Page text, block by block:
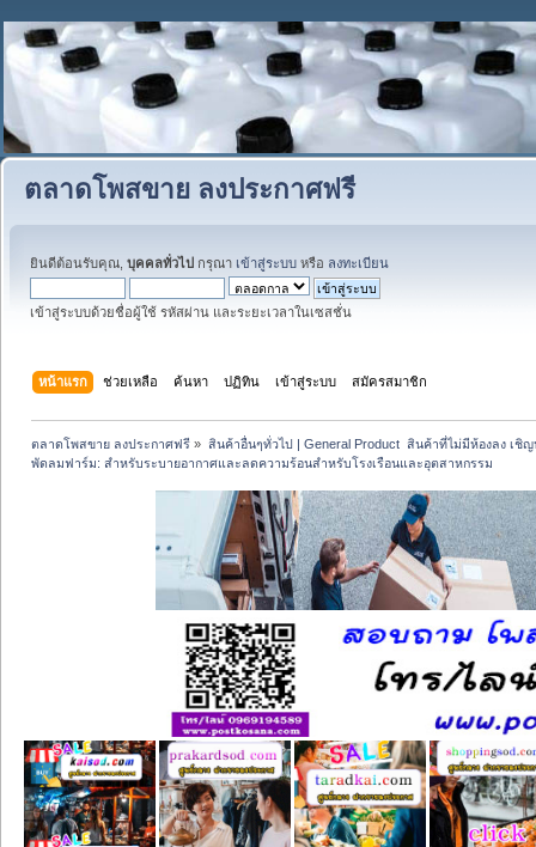
ตลาดโพสขาย ลงประกาศฟรี
ยินดีต้อนรับคุณ, บุคคลทั่วไป กรุณา เข้าสู่ระบบ หรือ ลงทะเบียน
เข้าสู่ระบบด้วยชื่อผู้ใช้ รหัสผ่าน และระยะเวลาในเซสชั่น
หน้าแรก ช่วยเหลือ ค้นหา ปฏิทิน เข้าสู่ระบบ สมัครสมาชิก
ตลาดโพสขาย ลงประกาศฟรี » สินค้าอื่นๆทั่วไป | General Product  สินค้าที่ไม่มีห้องลง เชิญ
พัดลมฟาร์ม: สำหรับระบายอากาศและลดความร้อนสำหรับโรงเรือนและอุตสาหกรรม